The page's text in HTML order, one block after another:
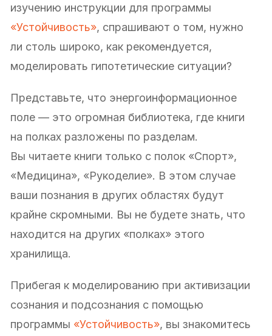
изучению инструкции для программы
«Устойчивость», спрашивают о том, нужно
ли столь широко, как рекомендуется,
моделировать гипотетические ситуации?
Представьте, что энергоинформационное
поле — это огромная библиотека, где книги
на полках разложены по разделам.
Вы читаете книги только с полок «Спорт»,
«Медицина», «Рукоделие». В этом случае
ваши познания в других областях будут
крайне скромными. Вы не будете знать, что
находится на других «полках» этого
хранилища.
Прибегая к моделированию при активизации
сознания и подсознания с помощью
программы «Устойчивость», вы знакомитесь